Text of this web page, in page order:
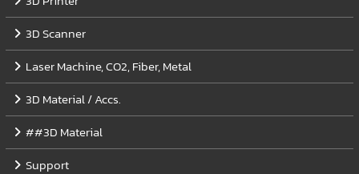
3D Scanner
Laser Machine, CO2, Fiber, Metal
3D Material / Accs.
##3D Material
Support